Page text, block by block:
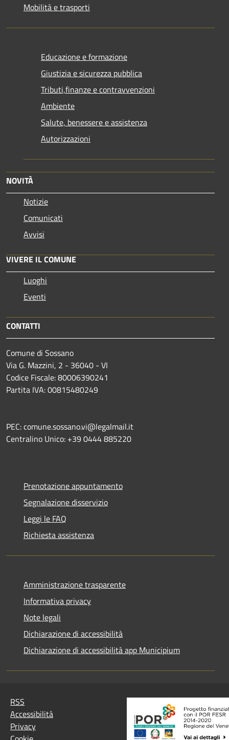
Mobilità e trasporti
Educazione e formazione
Giustizia e sicurezza pubblica
Tributi,finanze e contravvenzioni
Ambiente
Salute, benessere e assistenza
Autorizzazioni
NOVITÀ
Notizie
Comunicati
Avvisi
VIVERE IL COMUNE
Luoghi
Eventi
CONTATTI
Comune di Sossano
Via G. Mazzini, 2 - 36040 - VI
Codice Fiscale: 80006390241
Partita IVA: 00815480249
PEC: comune.sossano.vi@legalmail.it
Centralino Unico: +39 0444 885220
Prenotazione appuntamento
Segnalazione disservizio
Leggi le FAQ
Richiesta assistenza
Amministrazione trasparente
Informativa privacy
Note legali
Dichiarazione di accessibilità
Dichiarazione di accessibilità app Municipium
RSS
Accessibilità
Privacy